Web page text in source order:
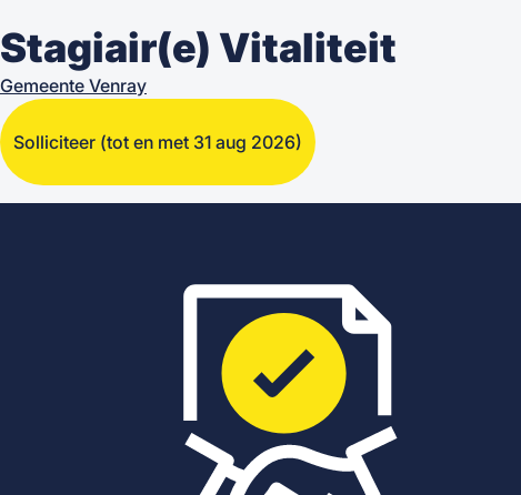
Stagiair(e) Vitaliteit
Gemeente Venray
Solliciteer (tot en met 31 aug 2026)